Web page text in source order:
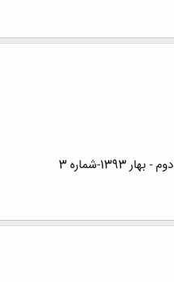
شماره 3